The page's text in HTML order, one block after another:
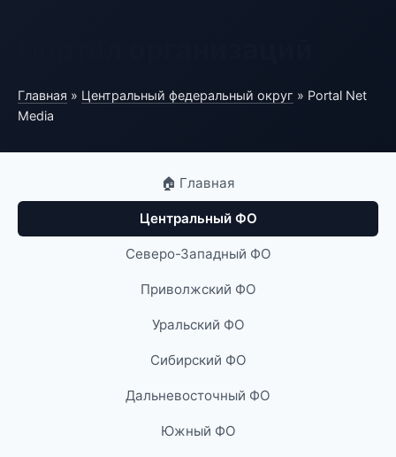
Главная » Центральный федеральный округ » Portal Net
Media
🏠 Главная
Центральный ФО
Северо-Западный ФО
Приволжский ФО
Уральский ФО
Сибирский ФО
Дальневосточный ФО
Южный ФО